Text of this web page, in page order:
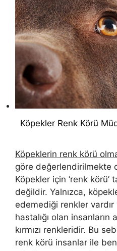
Köpekler Renk Körü
Köpeklerin renk körü
göre değerlendirilmekte
Köpekler için ‘renk
değildir. Yalnızca,
edemediği renkler
hastalığı olan
kırmızı renkleridir. Bu
renk körü insanlar ile